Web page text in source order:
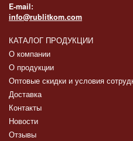
E-mail:
info@rublitkom.com
КАТАЛОГ ПРОДУКЦИИ
О компании
О продукции
Оптовые скидки и условия
Доставка
Контакты
Новости
Отзывы